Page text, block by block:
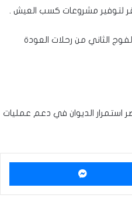
لتوفير مشروعات كسب العيش .
الثاني من رحلات العودة
استمرار الديوان في دعم عمليات